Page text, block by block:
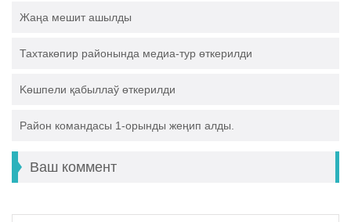
Жаңа мешит ашылды
Тахтакөпир районында медиа-тур өткерилди
Kөшпели қабыллаў өткерилди
Pайон командасы 1-орынды жеңип алды.
Ваш коммент